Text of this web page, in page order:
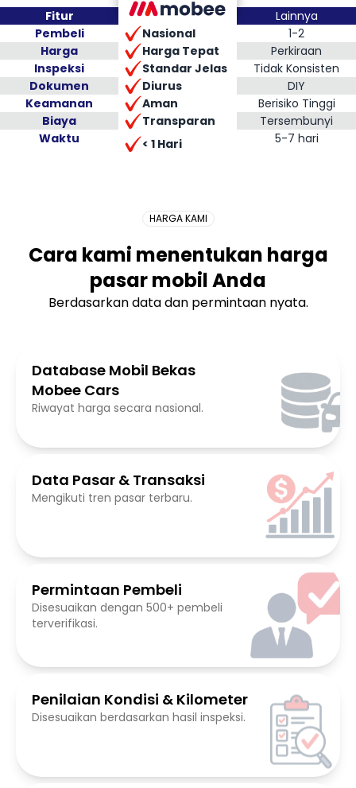
Fitur
Lainnya
Pembeli
Nasional
1-2
Harga
Harga Tepat
Perkiraan
Inspeksi
Standar Jelas
Tidak Konsisten
Dokumen
Diurus
DIY
Keamanan
Aman
Berisiko Tinggi
Biaya
Transparan
Tersembunyi
Waktu
Placeholder Long
< 1 Hari 5-7 hari
HARGA KAMI
Cara kami menentukan harga
pasar mobil Anda
Berdasarkan data dan permintaan nyata.
Database Mobil Bekas
Mobee Cars
Riwayat harga secara nasional.
Data Pasar & Transaksi
Mengikuti tren pasar terbaru.
Permintaan Pembeli
Disesuaikan dengan 500+ pembeli
terverifikasi.
Penilaian Kondisi & Kilometer
Disesuaikan berdasarkan hasil inspeksi.